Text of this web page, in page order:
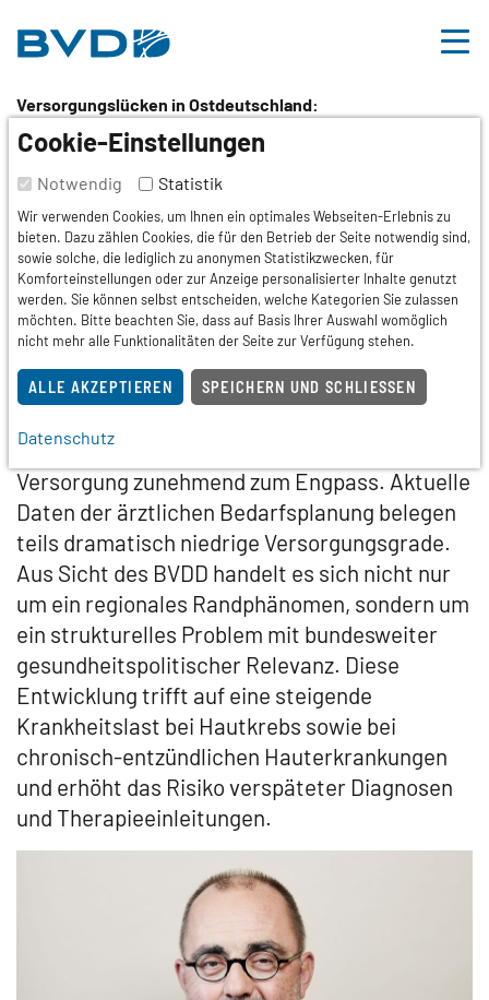
Versorgungslücken in Ostdeutschland:
Mangel an
niedergelassenen
Dermatologinnen und
Dermatologen verschärft
Versorgungsrisiken
Berlin 10.02.2026 Pressemitteilung
der Zugang zur ambulanten dermatologischen
Versorgung zunehmend zum Engpass. Aktuelle
Daten der ärztlichen Bedarfsplanung belegen
teils dramatisch niedrige Versorgungsgrade.
Aus Sicht des BVDD handelt es sich nicht nur
um ein regionales Randphänomen, sondern um
ein strukturelles Problem mit bundesweiter
gesundheitspolitischer Relevanz. Diese
Entwicklung trifft auf eine steigende
Krankheitslast bei Hautkrebs sowie bei
chronisch-entzündlichen Hauterkrankungen
und erhöht das Risiko verspäteter Diagnosen
und Therapieeinleitungen.
Cookie-Einstellungen
Notwendig Statistik
Wir verwenden Cookies, um Ihnen ein optimales Webseiten-Erlebnis zu
bieten. Dazu zählen Cookies, die für den Betrieb der Seite notwendig sind,
sowie solche, die lediglich zu anonymen Statistikzwecken, für
Komforteinstellungen oder zur Anzeige personalisierter Inhalte genutzt
werden. Sie können selbst entscheiden, welche Kategorien Sie zulassen
möchten. Bitte beachten Sie, dass auf Basis Ihrer Auswahl womöglich
nicht mehr alle Funktionalitäten der Seite zur Verfügung stehen.
ALLE AKZEPTIEREN SPEICHERN UND SCHLIESSEN
Datenschutz